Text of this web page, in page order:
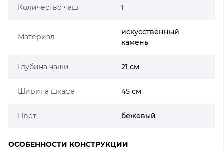
Количество чаш 1
Материал
искусственный
камень
Глубина чаши 21 см
Ширина шкафа 45 см
Цвет бежевый
ОСОБЕННОСТИ КОНСТРУКЦИИ